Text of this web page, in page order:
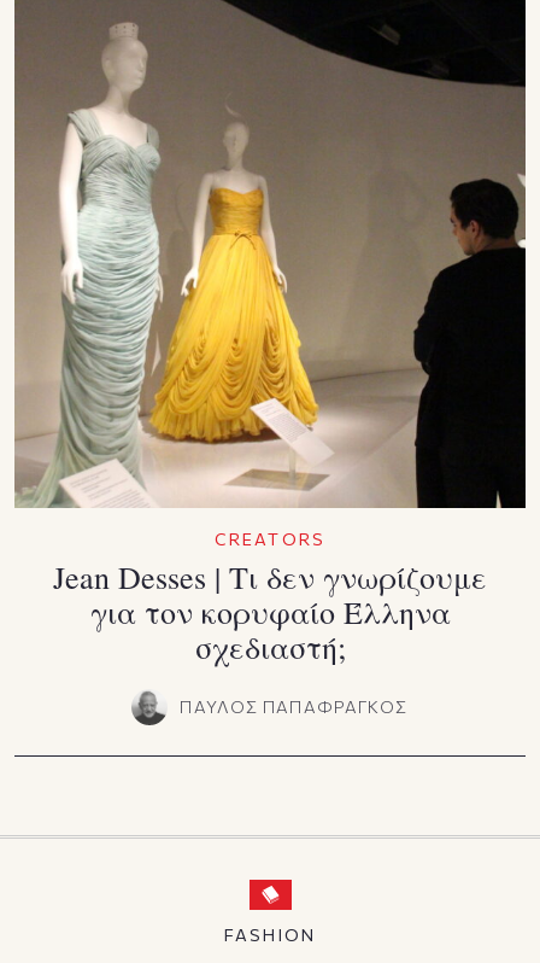
CREATORS
Jean Desses | Τι δεν γνωρίζουμε
για τον κορυφαίο Έλληνα
σχεδιαστή;
ΠΑΥΛΟΣ ΠΑΠΑΦΡΑΓΚΟΣ
FASHION